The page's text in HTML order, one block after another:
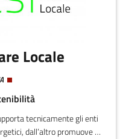
Locale
tecnicamente gli enti
dall’altro promuove e